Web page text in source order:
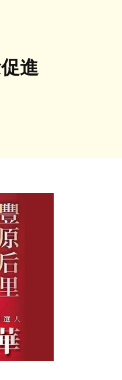
進